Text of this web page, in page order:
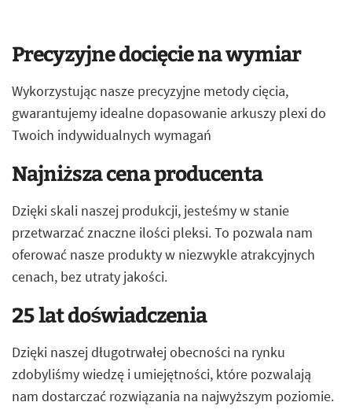
Precyzyjne docięcie na wymiar
Wykorzystując nasze precyzyjne metody cięcia,
gwarantujemy idealne dopasowanie arkuszy plexi do
Twoich indywidualnych wymagań
Najniższa cena producenta
Dzięki skali naszej produkcji, jesteśmy w stanie
przetwarzać znaczne ilości pleksi. To pozwala nam
oferować nasze produkty w niezwykle atrakcyjnych
cenach, bez utraty jakości.
25 lat doświadczenia
Dzięki naszej długotrwałej obecności na rynku
zdobyliśmy wiedzę i umiejętności, które pozwalają
nam dostarczać rozwiązania na najwyższym poziomie.